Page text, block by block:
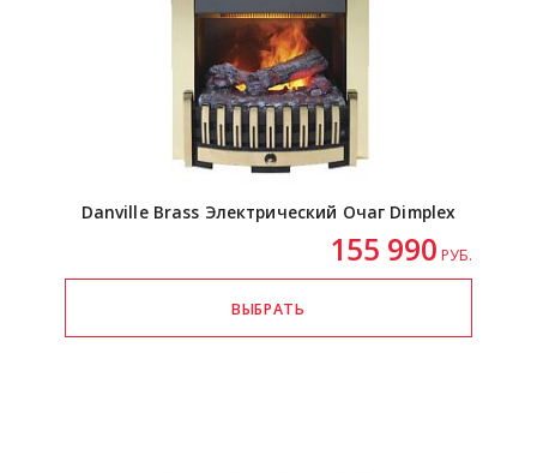
Danville Brass Электрический Очаг Dimplex
155 990 РУБ.